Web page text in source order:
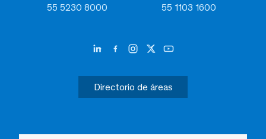
55 5230 8000 55 1103 1600
Directorio de áreas